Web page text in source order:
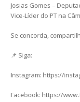
Josias Gomes –
Vice-Líder do PT na
Se concorda,
📌 Siga:
Instagram: https://
Facebook: https://